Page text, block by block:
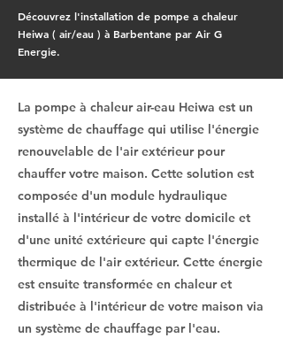
Découvrez l'installation de pompe a chaleur
Heiwa ( air/eau ) à Barbentane par Air G
Energie.
La pompe à chaleur air-eau Heiwa est un
système de chauffage qui utilise l'énergie
renouvelable de l'air extérieur pour
chauffer votre maison. Cette solution est
composée d'un module hydraulique
installé à l'intérieur de votre domicile et
d'une unité extérieure qui capte l'énergie
thermique de l'air extérieur. Cette énergie
est ensuite transformée en chaleur et
distribuée à l'intérieur de votre maison via
un système de chauffage par l'eau.